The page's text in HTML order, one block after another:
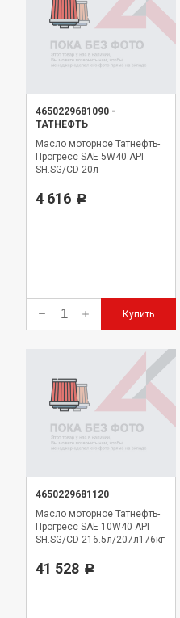
4650229681090 -
ТАТНЕФТЬ
Масло моторное Татнефть-
Прогресс SAE 5W40 API
SH.SG/CD 20л
4 616 Р
Купить
4650229681120
Масло моторное Татнефть-
Прогресс SAE 10W40 API
SH.SG/CD 216.5л/207л176кг
41 528 Р